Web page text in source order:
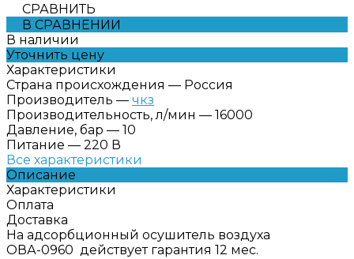
СРАВНИТЬ
В СРАВНЕНИИ
В наличии
Уточнить цену
Характеристики
Страна происхождения — Россия
Производитель — чкз
Производительность, л/мин — 16000
Давление, бар — 10
Питание — 220 В
Все характеристики
Описание
Характеристики
Оплата
Доставка
На адсорбционный осушитель воздуха
ОВА-0960 действует гарантия 12 мес.